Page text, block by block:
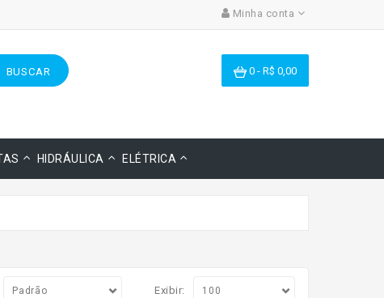
Minha conta
BUSCAR 0 - R$ 0,00
HIDRÁULICA ELÉTRICA
Exibir: